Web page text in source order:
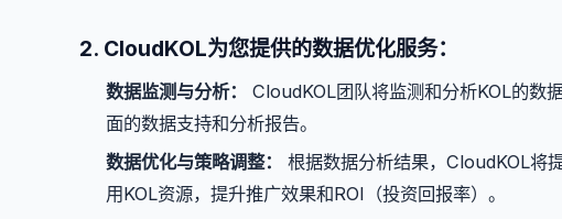
2. CloudKOL为您提供的数据优化服务：
数据监测与分析：
CloudKOL团队将监测和分析KOL的数
面的数据支持和分析报告。
数据优化与策略调整：
根据数据分析结果，CloudKOL将
用KOL资源，提升推广效果和ROI（投资回报率）。